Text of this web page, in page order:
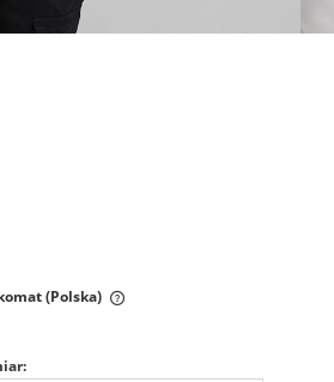
(Polska)